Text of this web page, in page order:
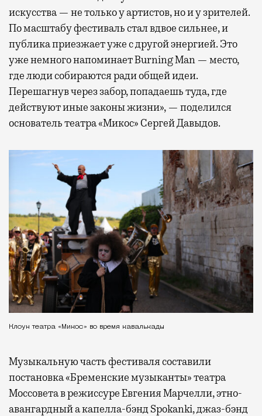
искусства — не только у артистов, но и у зрителей.
По масштабу фестиваль стал вдвое сильнее, и
публика приезжает уже с другой энергией. Это
уже немного напоминает Burning Man — место,
где люди собираются ради общей идеи.
Перешагнув через забор, попадаешь туда, где
действуют иные законы жизни», — поделился
основатель театра «Микос» Сергей Давыдов.
Клоун театра «Микос» во время кавалькады
Музыкальную часть фестиваля составили
постановка «Бременские музыканты» театра
Моссовета в режиссуре Евгения Марчелли, этно-
авангардный а капелла-бэнд Spokanki, джаз-бэнд